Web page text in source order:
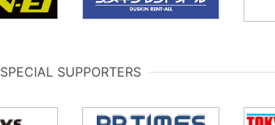
SPECIAL SUPPORTERS